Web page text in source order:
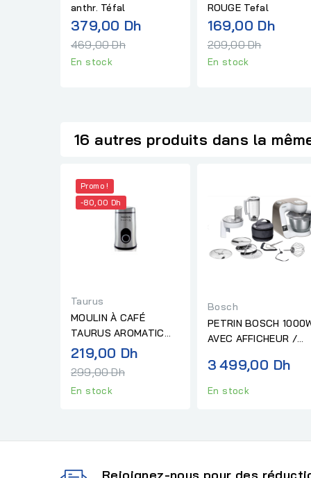
anthr. Téfal
379,00 DhPrix
469,00 Dh
En stock
ROUGE Tefal
169,00 DhPrix
209,00 Dh
En stock
16 autres produits dans la
Promo !
-80,00 Dh
Taurus
MOULIN À CAFÉ
TAURUS AROMATIC
150
219,00 DhPrix
299,00 Dh
En stock
Bosch
PETRIN BOSCH
AVEC AFFICHEUR /
3 499,00 Dh
En stock